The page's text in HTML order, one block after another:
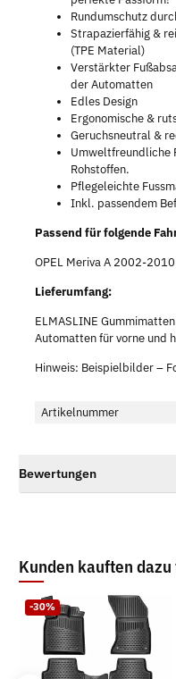
Rundumschutz
Strapazierfähig &
(TPE Material)
Verstärkter
der Automatten
Edles Design
Ergonomische &
Geruchsneutral &
Umweltfreundliche
Rohstoffen.
Pflegeleichte
Inkl. passendem
Passend für folgende
OPEL Meriva A 2002-2010
Lieferumfang:
ELMASLINE
Automatten für vorne und
Hinweis: Beispielbilder –
Artikelnummer
Bewertungen
Kunden kauften
-30%